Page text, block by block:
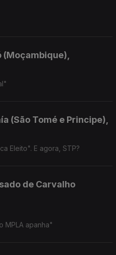
(Moçambique),
(São Tomé e Principe),
Eleito". E agora, STP?
de Carvalho
MPLA apanha"